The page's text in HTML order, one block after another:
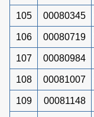
105 00080345
106 00080719
107 00080984
108 00081007
109 00081148